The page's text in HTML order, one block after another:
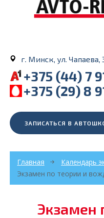
г. Минск, ул. Чапаева,
+375 (44) 7
+375 (29) 8
ЗАПИСАТЬСЯ В
Главная
Календарь
Экзамен по теории и
Экзамен